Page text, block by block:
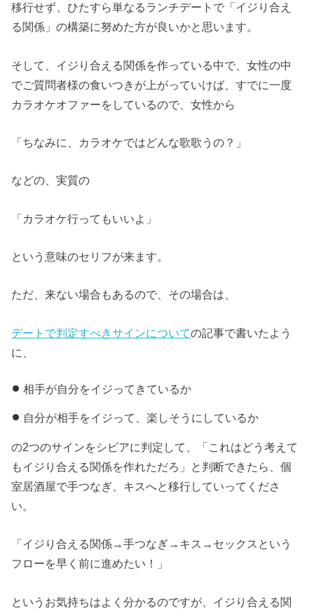
移行せず、ひたすら単なるランチデートで「イジり合え
る関係」の構築に努めた方が良いかと思います。
そして、イジり合える関係を作っている中で、女性の中
でご質問者様の食いつきが上がっていけば、すでに一度
カラオケオファーをしているので、女性から
「ちなみに、カラオケではどんな歌歌うの？」
などの、実質の
「カラオケ行ってもいいよ」
という意味のセリフが来ます。
ただ、来ない場合もあるので、その場合は、
デートで判定すべきサインについての記事で書いたよう
に、
相手が自分をイジってきているか
自分が相手をイジって、楽しそうにしているか
の2つのサインをシビアに判定して、「これはどう考えて
もイジり合える関係を作れただろ」と判断できたら、個
室居酒屋で手つなぎ、キスへと移行していってくださ
い。
「イジり合える関係→手つなぎ→キス→セックスという
フローを早く前に進めたい！」
というお気持ちはよく分かるのですが、イジり合える関